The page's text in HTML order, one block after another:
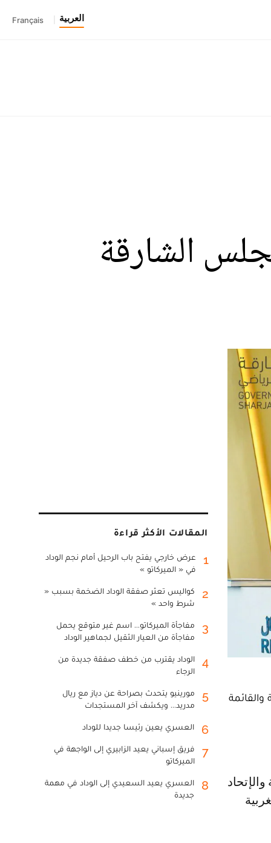
العربية Français
الشارقة
والقائمة
المقالات الأكثر قراءة
1
عرض خارجي يفتح باب الرحيل أمام نجم الوداد
في « الميركاتو »
2
كواليس تعثر صفقة الوداد الضخمة بسبب «
شرط واحد »
3
مفاجأة الميركاتو... اسم غير متوقع يحمل
مفاجأة من العيار الثقيل لجماهير الوداد
4
الوداد يقترب من خطف صفقة جديدة من
الرجاء
5
مورينيو يتحدث بصراحة عن دياز مع ريال
مدريد... ويكشف آخر المستجدات
6 العسري يعين رئيسا جديدا للوداد
7
فريق إسباني يعيد الزابيري إلى الواجهة في
الميركاتو
8
العسري يعيد السعيدي إلى الوداد في مهمة
جديدة